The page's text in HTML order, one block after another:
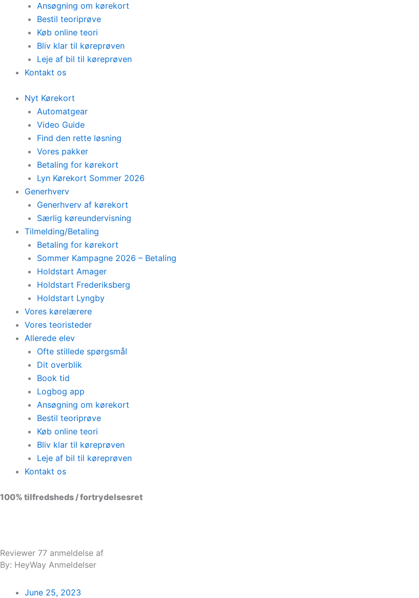
Ansøgning om kørekort
Bestil teoriprøve
Køb online teori
Bliv klar til køreprøven
Leje af bil til køreprøven
Kontakt os
Nyt Kørekort
Automatgear
Video Guide
Find den rette løsning
Vores pakker
Betaling for kørekort
Lyn Kørekort Sommer 2026
Generhverv
Generhverv af kørekort
Særlig køreundervisning
Tilmelding/Betaling
Betaling for kørekort
Sommer Kampagne 2026 – Betaling
Holdstart Amager
Holdstart Frederiksberg
Holdstart Lyngby
Vores kørelærere
Vores teoristeder
Allerede elev
Ofte stillede spørgsmål
Dit overblik
Book tid
Logbog app
Ansøgning om kørekort
Bestil teoriprøve
Køb online teori
Bliv klar til køreprøven
Leje af bil til køreprøven
Kontakt os
100% tilfredsheds / fortrydelsesret
Reviewer 77 anmeldelse af
By: HeyWay Anmeldelser
June 25, 2023